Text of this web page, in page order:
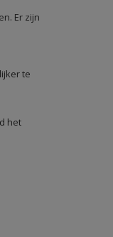
Er zijn
te
het